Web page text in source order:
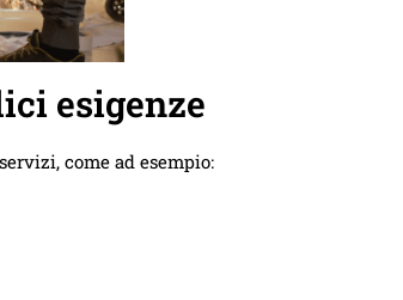
esigenze
come ad esempio: